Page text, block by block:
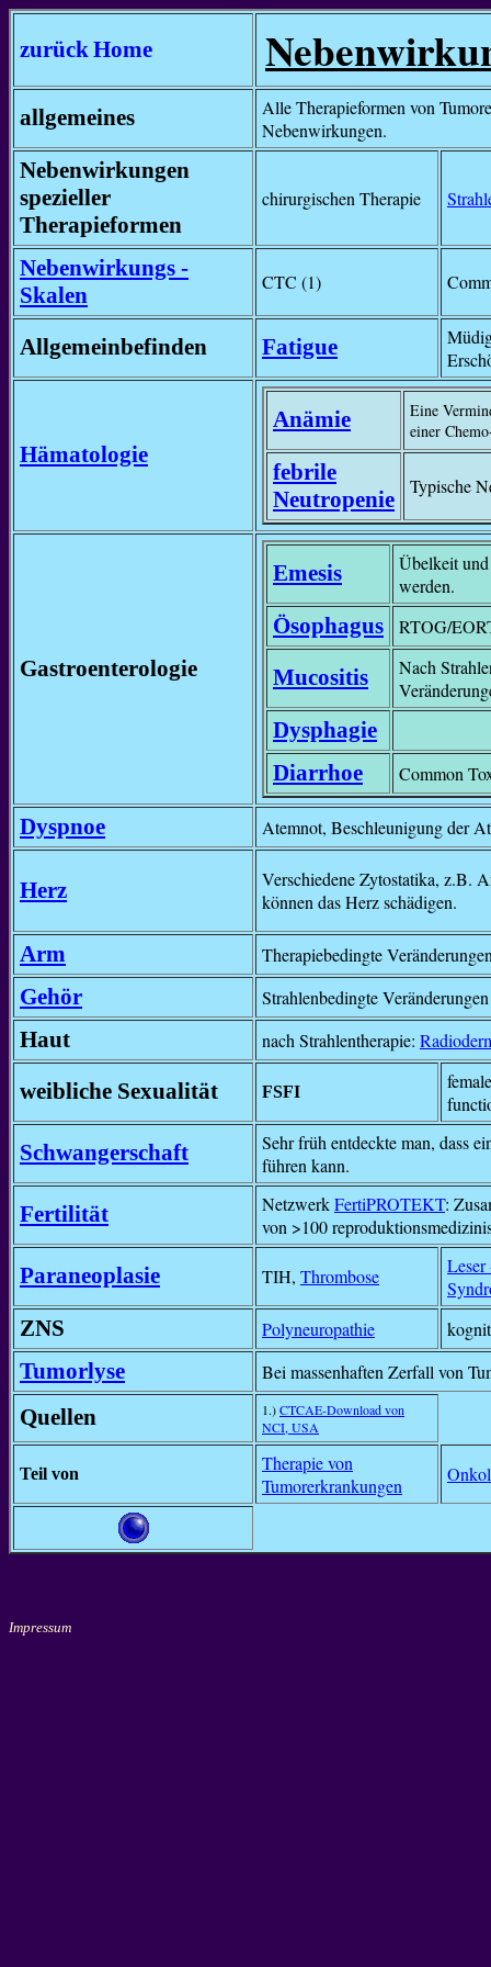
zurückHome
allgemeines
Alle Therapieformen von
Nebenwirkungen.
Nebenwirkungen
spezieller
Therapieformen
chirurgischen Therapie
Nebenwirkungs -
Skalen
CTC (1)
Allgemeinbefinden Fatigue
Hämatologie
Anämie
Eine
einer
febrile
Neutropenie
Typische
Gastroenterologie
Emesis
Übelkeit und
werden.
Ösophagus RTOG/
Mucositis
Nach
Dysphagie
Diarrhoe
Common
Dyspnoe Atemnot, Beschleunigung der
Herz
Verschiedene Zytostatika, z.B.
können das Herz schädigen.
Arm Therapiebedingte
Gehör Strahlenbedingte
Haut nach Strahlentherapie:
weibliche Sexualität FSFI
Schwangerschaft
Sehr früh entdeckte man, dass
führen kann.
Fertilität NetzwerkFertiPROTEKT:
von >100
Paraneoplasie TIH, Thrombose
Leser
ZNS Polyneuropathie
Tumorlyse Bei massenhaften Zerfall von
Quellen 1.)CTCAE-Download von
NCI, USA
Teil von
Therapie von
Tumorerkrankungen
Impressum